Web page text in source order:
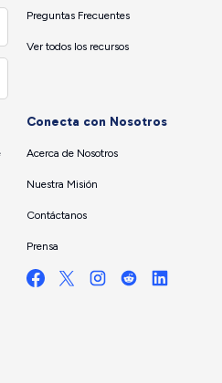
Preguntas Frecuentes
Ver todos los recursos
Conecta con Nosotros
Acerca de Nosotros
Nuestra Misión
Contáctanos
Prensa